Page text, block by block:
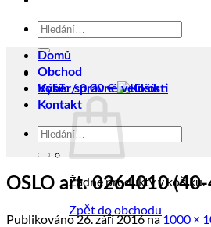
Hledat:
Košík /0,00€
Žádné produkty v košíku.
Zpět do obchodu
Domů
Obchod
Výběr správné velikosti
Kontakt
Hledat:
OSLO art. 0264010
Publikováno26. září 2016na1000 ×